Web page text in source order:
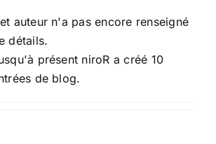
auteur n'a pas encore renseigné
détails.
présent niroR a créé 10
de blog.